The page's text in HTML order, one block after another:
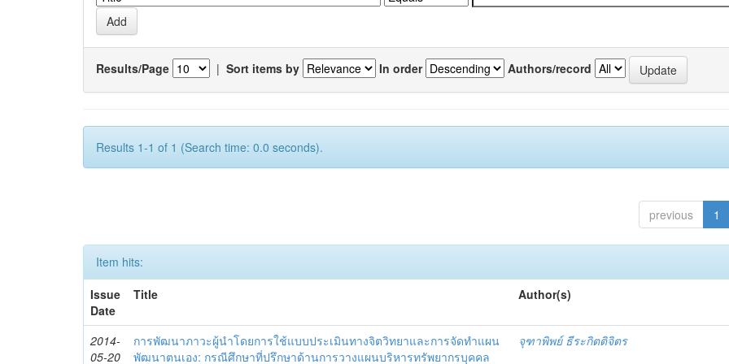
Results/Page | Sort items by In order Authors/record
Results 1-1 of 1 (Search time: 0.0 seconds).
previous 1
Item hits:
Issue
Date
Title Author(s)
2014-
05-20
การพัฒนาภาวะผู้นำโดยการใช้แบบประเมินทางจิตวิทยาและการจัดทำแผน
พัฒนาตนเอง: กรณีศึกษาที่ปรึกษาด้านการวางแผนบริหารทรัพยากรบุคคล
จุฑาพิพย์ ธีระกิตติจิตร